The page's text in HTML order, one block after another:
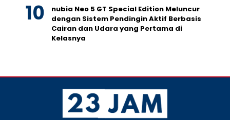
nubia Neo 5 GT Special Edition Meluncur
dengan Sistem Pendingin Aktif Berbasis
Cairan dan Udara yang Pertama di
Kelasnya